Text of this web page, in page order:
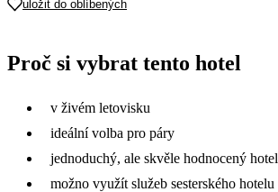
uložit do oblíbených
Proč si vybrat tento hotel
v živém letovisku
ideální volba pro páry
jednoduchý, ale skvěle hodnocený hotel
možno využít služeb sesterského hotelu